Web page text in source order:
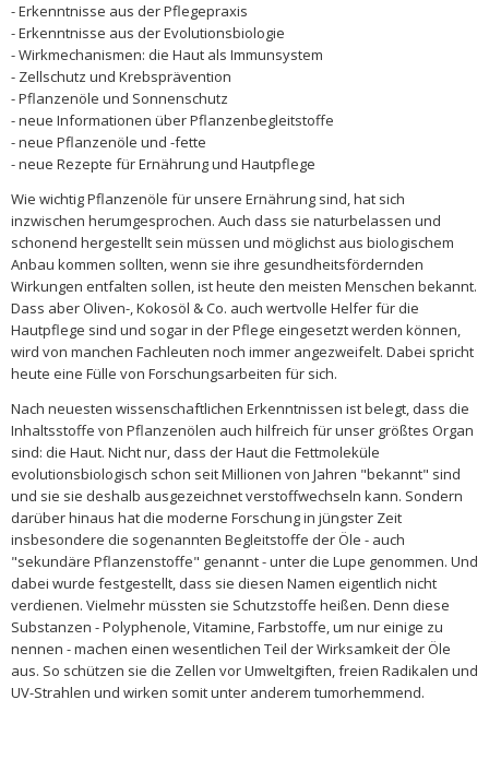
- Erkenntnisse aus der Pflegepraxis
- Erkenntnisse aus der Evolutionsbiologie
- Wirkmechanismen: die Haut als Immunsystem
- Zellschutz und Krebsprävention
- Pflanzenöle und Sonnenschutz
- neue Informationen über Pflanzenbegleitstoffe
- neue Pflanzenöle und -fette
- neue Rezepte für Ernährung und Hautpflege
Wie wichtig Pflanzenöle für unsere Ernährung sind, hat sich
inzwischen herumgesprochen. Auch dass sie naturbelassen und
schonend hergestellt sein müssen und möglichst aus biologischem
Anbau kommen sollten, wenn sie ihre gesundheitsfördernden
Wirkungen entfalten sollen, ist heute den meisten Menschen bekannt.
Dass aber Oliven-, Kokosöl & Co. auch wertvolle Helfer für die
Hautpflege sind und sogar in der Pflege eingesetzt werden können,
wird von manchen Fachleuten noch immer angezweifelt. Dabei spricht
heute eine Fülle von Forschungsarbeiten für sich.
Nach neuesten wissenschaftlichen Erkenntnissen ist belegt, dass die
Inhaltsstoffe von Pflanzenölen auch hilfreich für unser größtes Organ
sind: die Haut. Nicht nur, dass der Haut die Fettmoleküle
evolutionsbiologisch schon seit Millionen von Jahren "bekannt" sind
und sie sie deshalb ausgezeichnet verstoffwechseln kann. Sondern
darüber hinaus hat die moderne Forschung in jüngster Zeit
insbesondere die sogenannten Begleitstoffe der Öle - auch
"sekundäre Pflanzenstoffe" genannt - unter die Lupe genommen. Und
dabei wurde festgestellt, dass sie diesen Namen eigentlich nicht
verdienen. Vielmehr müssten sie Schutzstoffe heißen. Denn diese
Substanzen - Polyphenole, Vitamine, Farbstoffe, um nur einige zu
nennen - machen einen wesentlichen Teil der Wirksamkeit der Öle
aus. So schützen sie die Zellen vor Umweltgiften, freien Radikalen und
UV-Strahlen und wirken somit unter anderem tumorhemmend.